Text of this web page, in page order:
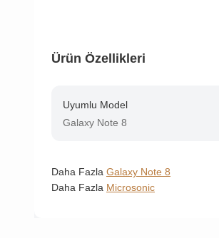
Ürün Özellikleri
Uyumlu Model
Galaxy Note 8
Daha Fazla Galaxy Note 8
Daha Fazla Microsonic